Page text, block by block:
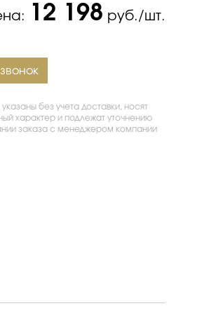
12 198 руб./шт.
без учета доставки, носят
характер и подлежат уточнению
заказа с менеджером компании